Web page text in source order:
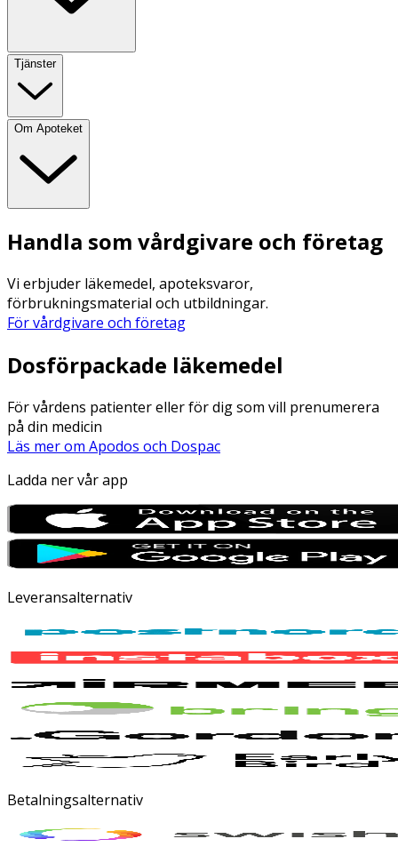
Tjänster
Om Apoteket
Handla som vårdgivare och företag
Vi erbjuder läkemedel, apoteksvaror,
förbrukningsmaterial och utbildningar.
För vårdgivare och företag
Dosförpackade läkemedel
För vårdens patienter eller för dig som vill prenumerera
på din medicin
Läs mer om Apodos och Dospac
Ladda ner vår app
Leveransalternativ
Betalningsalternativ